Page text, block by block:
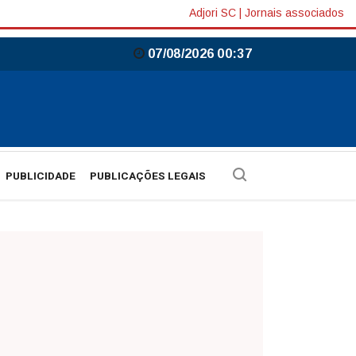
Adjori SC Jornais associados
07/08/2026 00:37
PUBLICIDADE PUBLICAÇÕES LEGAIS